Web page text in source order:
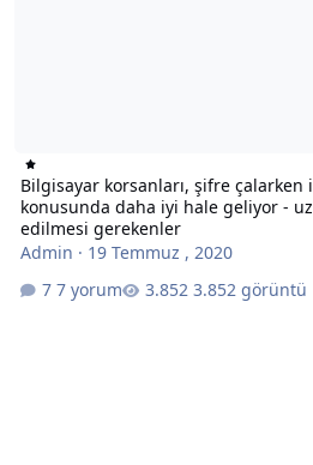
Bilgisayar korsanları, şifre çalarken
konusunda daha iyi hale geliyor -
edilmesi gerekenler
Admin · 19 Temmuz , 2020
7 yorum
3.852 görüntü